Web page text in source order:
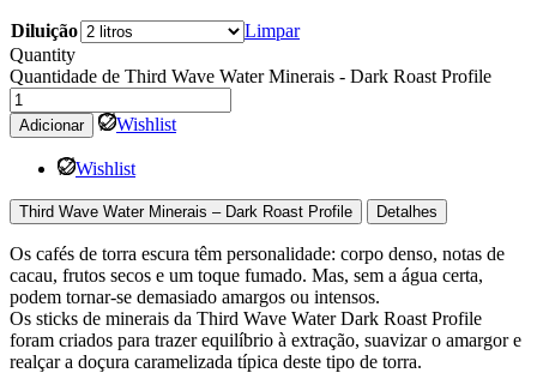
Diluição
Limpar
Quantity
Quantidade de Third Wave Water Minerais - Dark Roast Profile
Adicionar Wishlist
Wishlist
Third Wave Water Minerais – Dark Roast Profile Detalhes
Os cafés de torra escura têm personalidade: corpo denso, notas de
cacau, frutos secos e um toque fumado. Mas, sem a água certa,
podem tornar-se demasiado amargos ou intensos.
Os sticks de minerais da Third Wave Water Dark Roast Profile
foram criados para trazer equilíbrio à extração, suavizar o amargor e
realçar a doçura caramelizada típica deste tipo de torra.